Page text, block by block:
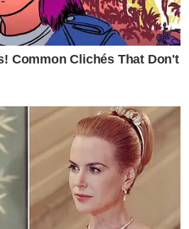
Common Clichés That Don't